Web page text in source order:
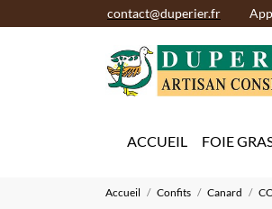
contact@duperier.fr
ACCUEIL FOIE
Accueil Confits Canard